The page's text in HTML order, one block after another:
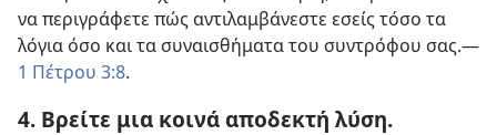
να περιγράφετε πώς αντιλαμβάνεστε εσείς τόσο τα
λόγια όσο και τα συναισθήματα του συντρόφου σας.—
1 Πέτρου 3:8.
4. Βρείτε μια κοινά αποδεκτή λύση.